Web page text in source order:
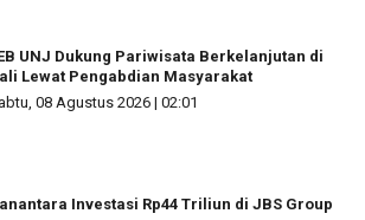
UNJ Dukung Pariwisata Berkelanjutan di
Lewat Pengabdian Masyarakat
08 Agustus 2026 | 02:01
Investasi Rp44 Triliun di JBS Group